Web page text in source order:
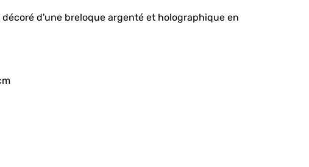
d'une breloque argenté et holographique en